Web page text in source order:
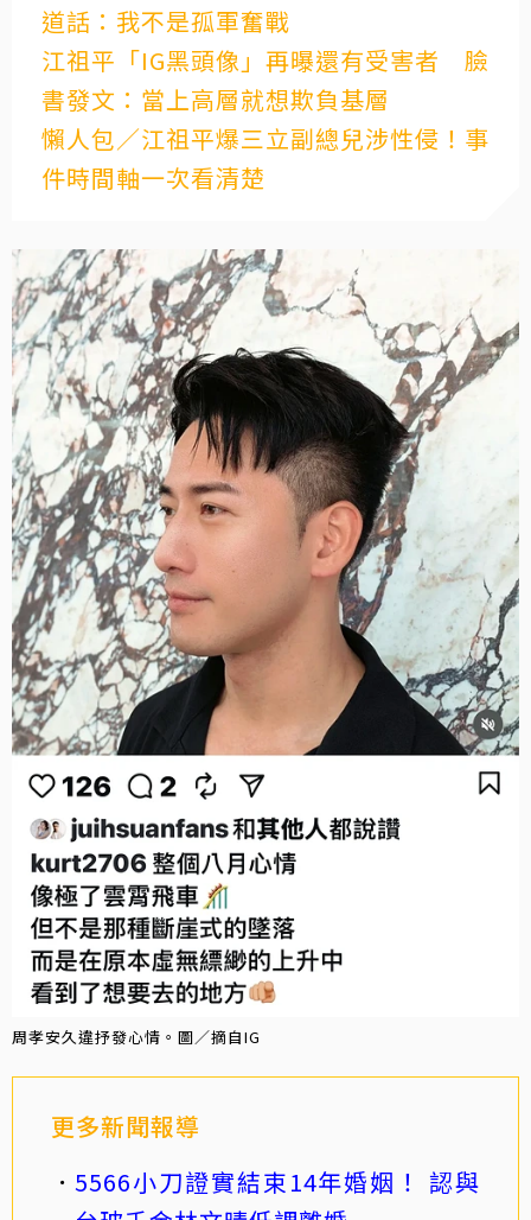
道話：我不是孤軍奮戰
江祖平「IG黑頭像」再曝還有受害者 臉
書發文：當上高層就想欺負基層
懶人包／江祖平爆三立副總兒涉性侵！事
件時間軸一次看清楚
周孝安久違抒發心情。圖／摘自IG
更多新聞報導
5566小刀證實結束14年婚姻！ 認與